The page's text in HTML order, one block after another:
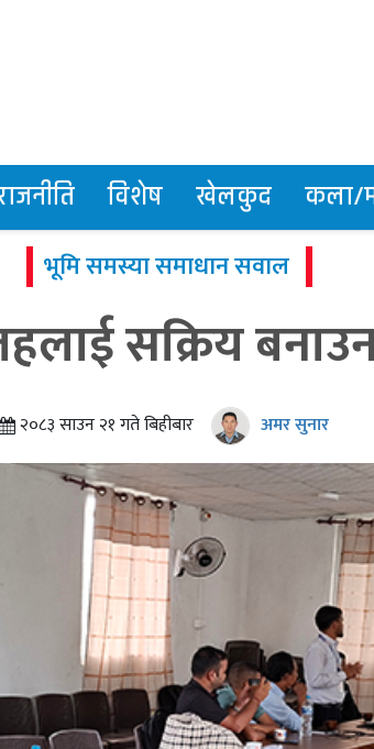
विशेष खेलकुद कला/
भूमि समस्या समाधान सवाल
सक्रिय
२०८३ साउन २१ गते बिहीबार अमर सुनार